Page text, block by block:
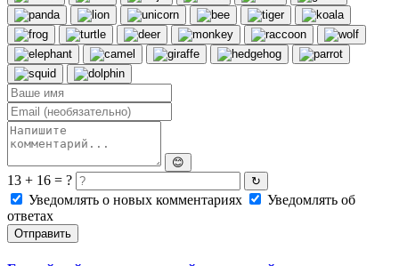
😊
13 + 16 = ? ↻
Уведомлять о новых комментариях
Уведомлять об
ответах
Отправить